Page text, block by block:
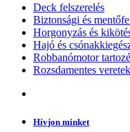
Deck felszerelés
Biztonsági és
Horgonyzás és
Hajó és
Robbanómotor
Rozsdamentes
Hívjon minket